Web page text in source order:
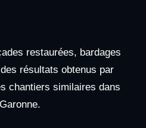
restaurées, bardages
résultats obtenus par
chantiers similaires dans